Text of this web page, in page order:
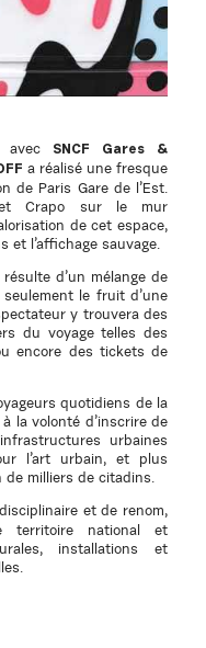
avec
SNCF Gares &
a réalisé une fresque
de Paris Gare de l’Est.
et Crapo sur le mur
de cet espace,
et l’affichage sauvage.
d’un mélange de
le fruit d’une
y trouvera des
du voyage telles des
encore des tickets de
quotidiens de la
la volonté d’inscrire de
urbaines
l’art urbain, et plus
de milliers de citadins.
et de renom,
national et
installations et